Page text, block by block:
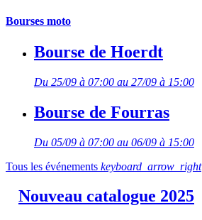
Bourses moto
Bourse de Hoerdt
Du 25/09 à 07:00 au 27/09 à 15:00
Bourse de Fourras
Du 05/09 à 07:00 au 06/09 à 15:00
Tous les événements keyboard_arrow_right
Nouveau catalogue 2025